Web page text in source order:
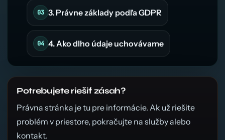
3. Právne základy podľa GDPR
4. Ako dlho údaje uchovávame
Potrebujete riešiť zásah?
Právna stránka je tu pre informácie. Ak už riešite
problém v priestore, pokračujte na služby alebo
kontakt.